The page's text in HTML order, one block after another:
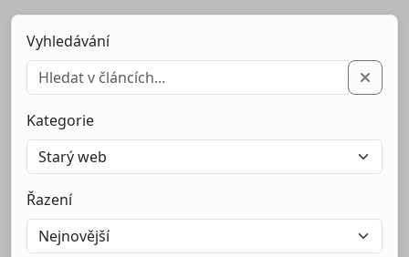
Vyhledávání
Kategorie
Řazení